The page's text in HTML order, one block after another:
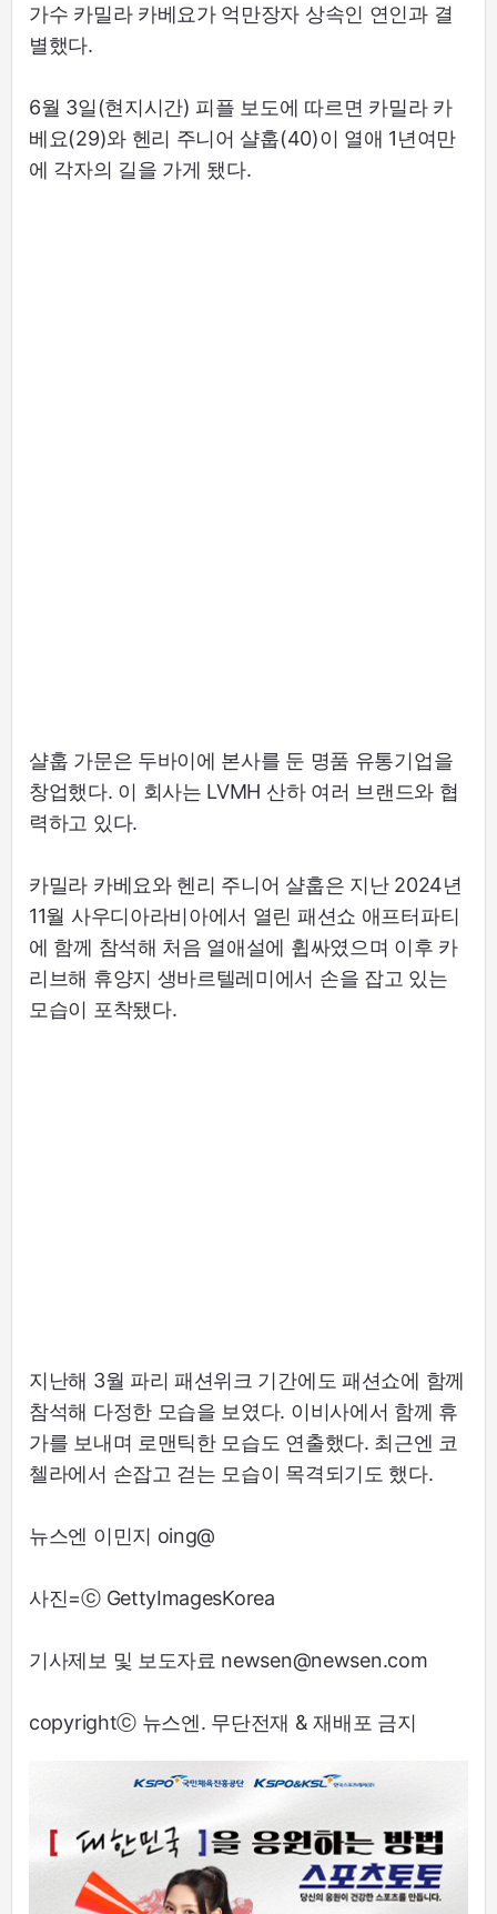
가수 카밀라 카베요가 억만장자 상속인 연인과 결
별했다.
6월 3일(현지시간) 피플 보도에 따르면 카밀라 카
베요(29)와 헨리 주니어 샬훕(40)이 열애 1년여만
에 각자의 길을 가게 됐다.
샬훕 가문은 두바이에 본사를 둔 명품 유통기업을
창업했다. 이 회사는 LVMH 산하 여러 브랜드와 협
력하고 있다.
카밀라 카베요와 헨리 주니어 샬훕은 지난 2024년
11월 사우디아라비아에서 열린 패션쇼 애프터파티
에 함께 참석해 처음 열애설에 휩싸였으며 이후 카
리브해 휴양지 생바르텔레미에서 손을 잡고 있는
모습이 포착됐다.
지난해 3월 파리 패션위크 기간에도 패션쇼에 함께
참석해 다정한 모습을 보였다. 이비사에서 함께 휴
가를 보내며 로맨틱한 모습도 연출했다. 최근엔 코
첼라에서 손잡고 걷는 모습이 목격되기도 했다.
뉴스엔 이민지 oing@
사진=ⓒ GettyImagesKorea
기사제보 및 보도자료 newsen@newsen.com
copyrightⓒ 뉴스엔. 무단전재 & 재배포 금지